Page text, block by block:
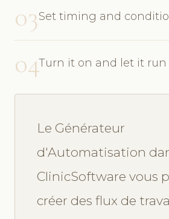
03Set timing and
04Turn it on and let it run
Le Générateur
d'Automatisation
ClinicSoftware vous
créer des flux de